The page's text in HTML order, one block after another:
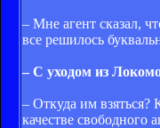
– Мне агент сказал,
все решилось
– С уходом из
– Откуда им взяться?
качестве свободного